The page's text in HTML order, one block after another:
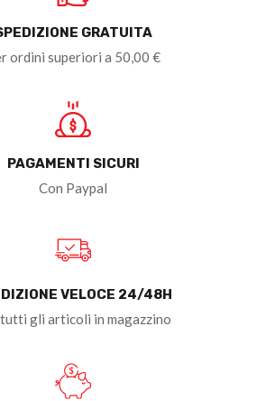
GRATUITA
ordini superiori a 50,00 €
PAGAMENTI SICURI
Con Paypal
VELOCE 24/48H
gli articoli in magazzino